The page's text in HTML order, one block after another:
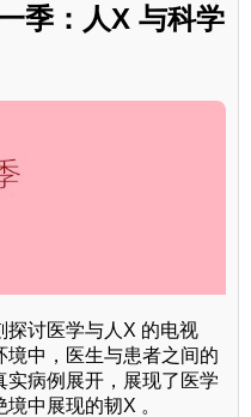
季：人X 与科学
探讨医学与人X 的电视
境中，医生与患者之间的
病例展开，展现了医学
中展现的韧X 。